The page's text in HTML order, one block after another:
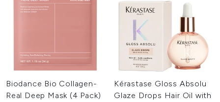
Biodance Bio Collagen-
Real Deep Mask (4 Pack)
Kérastase Gloss Absolu
Glaze Drops Hair Oil with